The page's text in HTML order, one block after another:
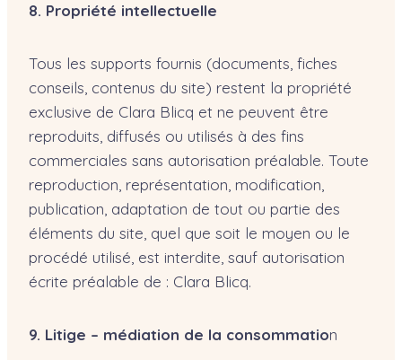
8. Propriété intellectuelle
Tous les supports fournis (documents, fiches
conseils, contenus du site) restent la propriété
exclusive de Clara Blicq et ne peuvent être
reproduits, diffusés ou utilisés à des fins
commerciales sans autorisation préalable. Toute
reproduction, représentation, modification,
publication, adaptation de tout ou partie des
éléments du site, quel que soit le moyen ou le
procédé utilisé, est interdite, sauf autorisation
écrite préalable de : Clara Blicq.
9. Litige – médiation de la consommation